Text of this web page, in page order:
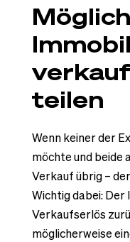
teilen
Wenn keiner der
möchte und beide
Verkauf übrig –
Wichtig dabei: Der
Verkaufserlös
möglicherweise